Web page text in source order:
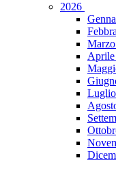
2026
Marzo
Aprile
Luglio